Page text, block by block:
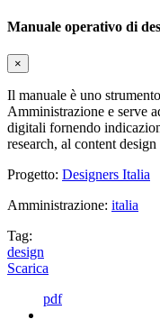
Manuale operativo di
×
Il manuale è uno
Amministrazione e serve
digitali fornendo
research, al content
Progetto: Designers Italia
Amministrazione: italia
Tag:
design
Scarica
pdf